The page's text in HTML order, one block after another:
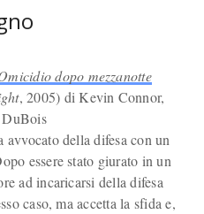
dopo mezzanotte
, 2005) di Kevin Connor,
della difesa con un
essere stato giurato in un
ad incaricarsi della difesa
caso, ma accetta la sfida e,